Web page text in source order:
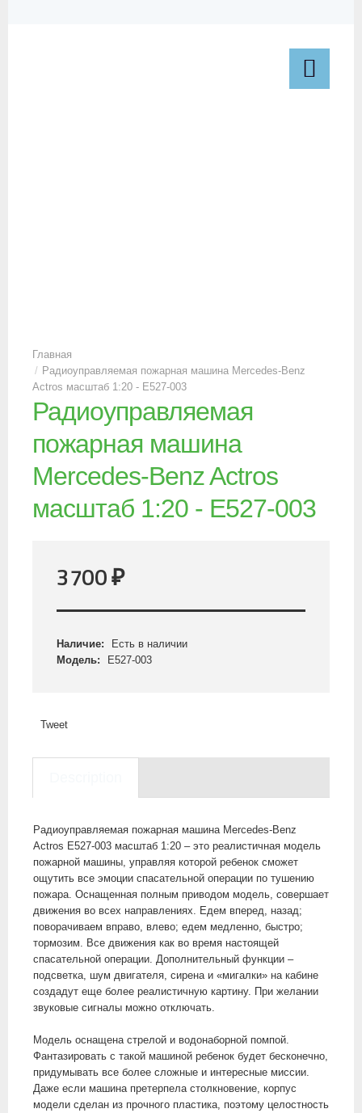
Радиоуправляемая пожарная машина Mercedes-Benz
Actros масштаб 1:20 - E527-003
Радиоуправляемая
пожарная машина
Mercedes-Benz Actros
масштаб 1:20 - E527-003
3700₽
Наличие:
Есть в наличии
Модель:
E527-003
Tweet
Радиоуправляемая пожарная машина Mercedes-Benz
Actros E527-003 масштаб 1:20 – это реалистичная модель
пожарной машины, управляя которой ребенок сможет
ощутить все эмоции спасательной операции по тушению
пожара. Оснащенная полным приводом модель, совершает
движения во всех направлениях. Едем вперед, назад;
поворачиваем вправо, влево; едем медленно, быстро;
тормозим. Все движения как во время настоящей
спасательной операции. Дополнительный функции –
подсветка, шум двигателя, сирена и «мигалки» на кабине
создадут еще более реалистичную картину. При желании
звуковые сигналы можно отключать.
Модель оснащена стрелой и водонаборной помпой.
Фантазировать с такой машиной ребенок будет бесконечно,
придумывать все более сложные и интересные миссии.
Даже если машина претерпела столкновение, корпус
модели сделан из прочного пластика, поэтому целостность